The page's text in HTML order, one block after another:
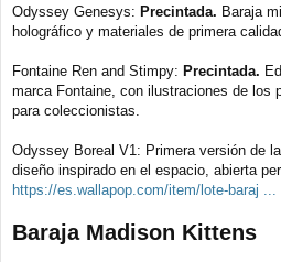
Odyssey Genesys: Precintada. Baraja
holográfico y materiales de primera
Fontaine Ren and Stimpy: Precintada.
marca Fontaine, con ilustraciones de los
para coleccionistas.
Odyssey Boreal V1: Primera versión de
diseño inspirado en el espacio, abierta
https://es.wallapop.com/item/lote-baraj ...
Baraja Madison Kittens